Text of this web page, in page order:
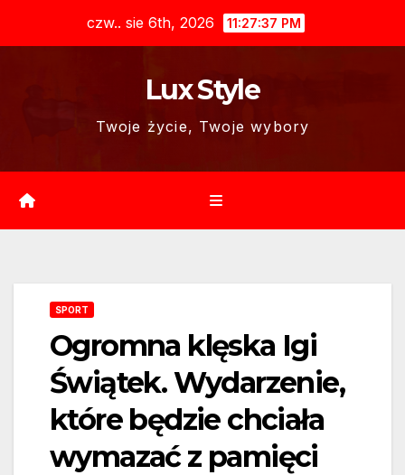
czw.. sie 6th, 2026 11:27:38 PM
Lux Style
Twoje życie, Twoje wybory
SPORT
Ogromna klęska Igi
Świątek. Wydarzenie,
które będzie chciała
wymazać z pamięci